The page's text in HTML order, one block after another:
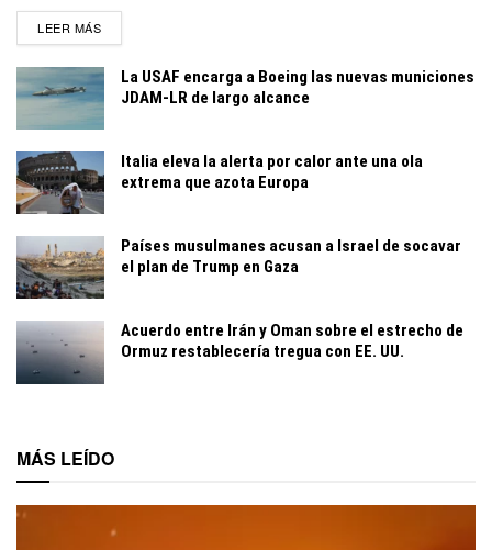
LEER MÁSDETAILS
La USAF encarga a Boeing las nuevas municiones
JDAM-LR de largo alcance
Italia eleva la alerta por calor ante una ola
extrema que azota Europa
Países musulmanes acusan a Israel de socavar
el plan de Trump en Gaza
Acuerdo entre Irán y Oman sobre el estrecho de
Ormuz restablecería tregua con EE. UU.
MÁS LEÍDO